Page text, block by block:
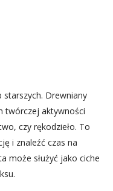
Drewniany
twórczej aktywności
czy rękodzieło. To
i znaleźć czas na
może służyć jako ciche